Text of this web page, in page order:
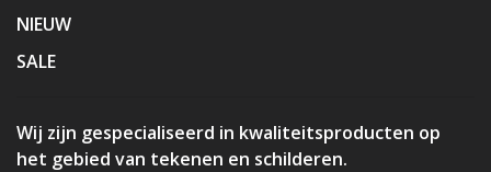
NIEUW
SALE
Wij zijn gespecialiseerd in kwaliteitsproducten op
het gebied van tekenen en schilderen.